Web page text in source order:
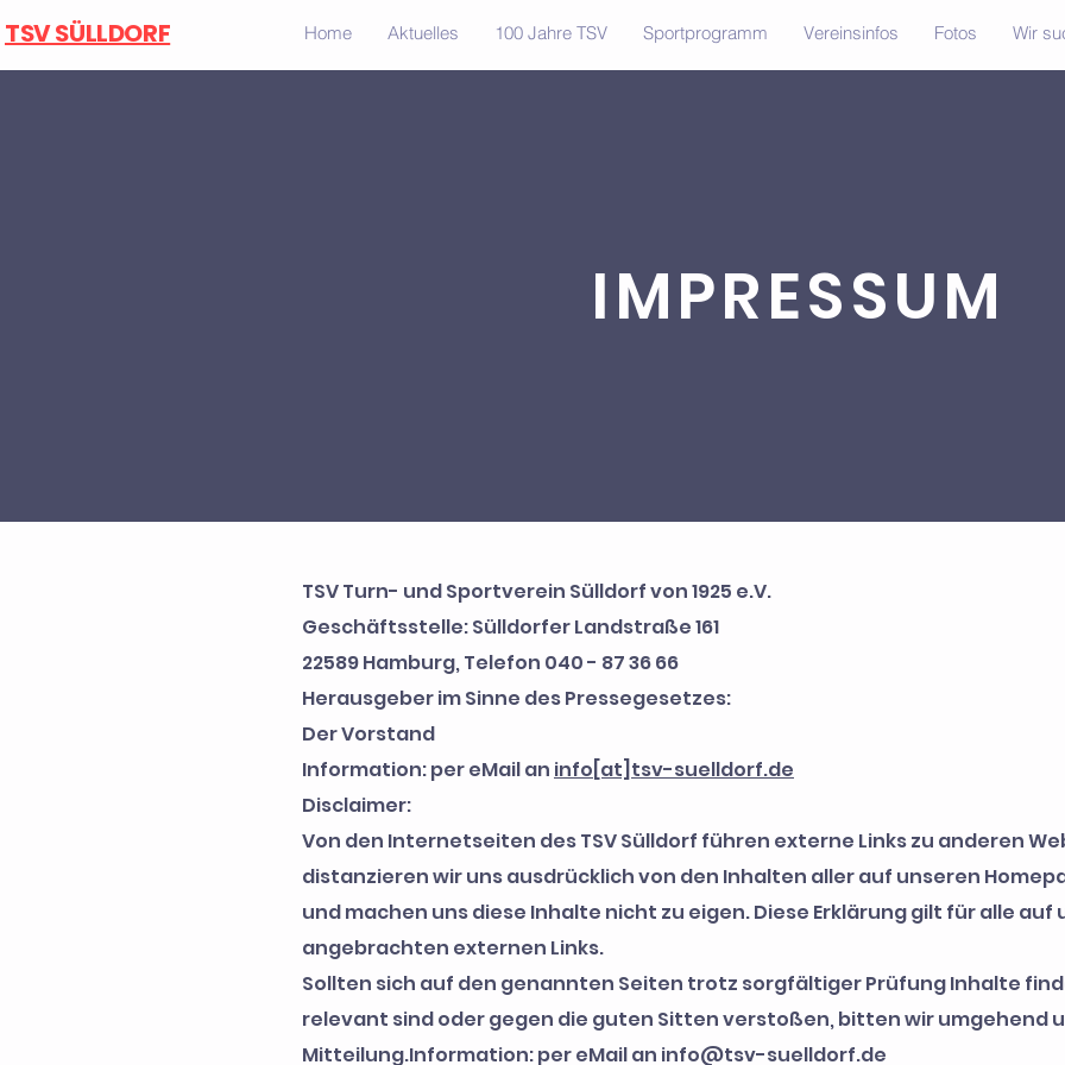
TSV SÜLLDORF Home Aktuelles 100 Jahre TSV Sportprogramm Vereinsinfos Fotos Wir
IMPRESSUM
TSV Turn- und Sportverein Sülldorf von 1925 e.V.
Geschäftsstelle: Sülldorfer Landstraße 161
22589 Hamburg, Telefon 040 - 87 36 66
Herausgeber im Sinne des Pressegesetzes:
Der Vorstand
Information: per eMail an info[at]tsv-suelldorf.de
Disclaimer:
Von den Internetseiten des TSV Sülldorf führen externe Links zu anderen
distanzieren wir uns ausdrücklich von den Inhalten aller auf unseren
und machen uns diese Inhalte nicht zu eigen. Diese Erklärung gilt für alle auf
angebrachten externen Links.
Sollten sich auf den genannten Seiten trotz sorgfältiger Prüfung Inhalte
relevant sind oder gegen die guten Sitten verstoßen, bitten wir umgehend
Mitteilung.Information: per eMail an info@tsv-suelldorf.de